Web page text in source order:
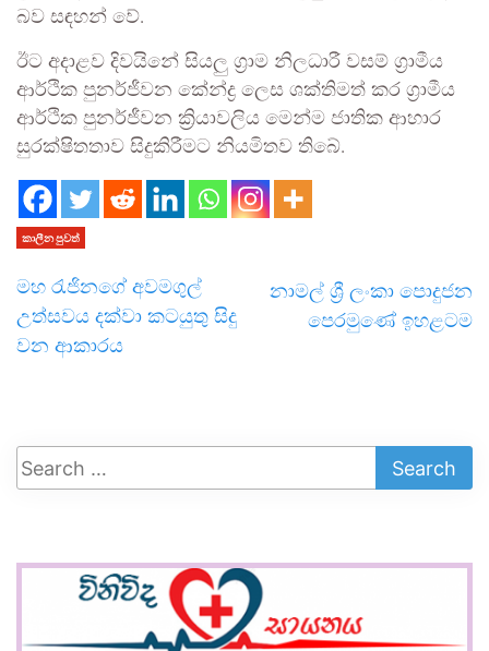
බව සඳහන් වේ.
ඊට අදාළව දිවයිනේ සියලු ග්‍රාම නිලධාරී වසම් ග්‍රාමීය
ආර්ථික පුනර්ජීවන කේන්ද්‍ර ලෙස ශක්තිමත් කර ග්‍රාමීය
ආර්ථික පුනර්ජීවන ක්‍රියාවලිය මෙන්ම ජාතික ආහාර
සුරක්ෂිතතාව සිදුකිරීමට නියමිතව තිබේ.
කාලීන පුවත්
මහ රැජිනගේ අවමගුල්
උත්සවය දක්වා කටයුතු සිදු
වන ආකාරය
නාමල් ශ්‍රී ලංකා පොදුජන
පෙරමුණේ ඉහළටම